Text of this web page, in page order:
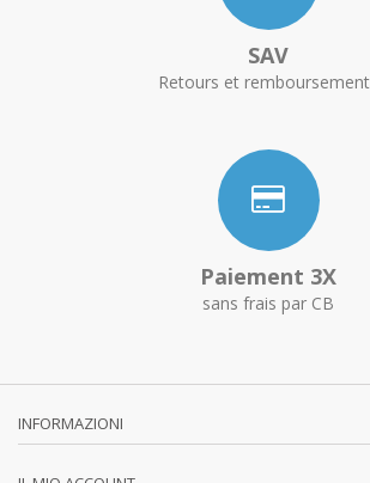
SAV
Retours et
Paiement 3X
sans frais par CB
INFORMAZIONI